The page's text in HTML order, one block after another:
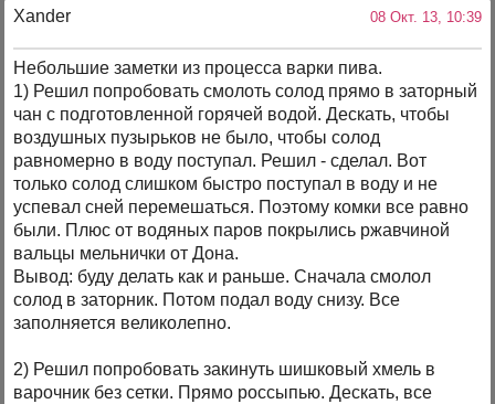
Xander 08 Окт. 13, 10:39
Небольшие заметки из процесса варки пива.
1) Решил попробовать смолоть солод прямо в заторный
чан с подготовленной горячей водой. Дескать, чтобы
воздушных пузырьков не было, чтобы солод
равномерно в воду поступал. Решил - сделал. Вот
только солод слишком быстро поступал в воду и не
успевал сней перемешаться. Поэтому комки все равно
были. Плюс от водяных паров покрылись ржавчиной
вальцы мельнички от Дона.
Вывод: буду делать как и раньше. Сначала смолол
солод в заторник. Потом подал воду снизу. Все
заполняется великолепно.
2) Решил попробовать закинуть шишковый хмель в
варочник без сетки. Прямо россыпью. Дескать, все